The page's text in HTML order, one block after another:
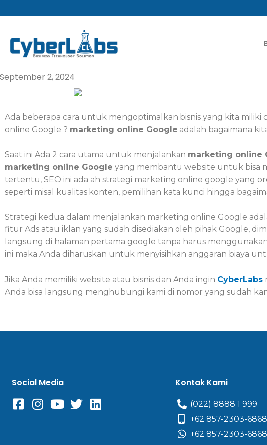
ke
September 2, 2024
Ada beberapa cara untuk mengoptimalkan bisnis yang kita miliki
online Google ? marketing online Google adalah bagaimana
Saat ini Ada 2 cara utama untuk menjalankan marketing online
marketing online Google yang membantu website untuk bisa
tertentu, SEO ini adalah strategi marketing online google yang
seperti misal kualitas konten, pemilihan kata kunci hingga
Strategi kedua dalam menjalankan marketing online Google
fitur Ads atau iklan yang sudah disediakan oleh pihak Google,
langsung di halaman pertama google tanpa harus
ini maka Anda diharuskan untuk menyisihkan anggaran biaya
Jika Anda memiliki website atau bisnis dan Anda ingin CyberLabs
Anda bisa langsung menghubungi kami di nomor yang sudah
Social Media Kontak Kami
(022) 8888 1 999
+62 857-2303-6868
+62 857-2303-6868